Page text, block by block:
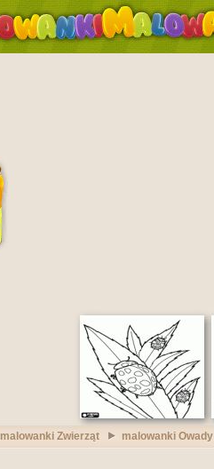
malowanki Zwierząt malowanki Owady